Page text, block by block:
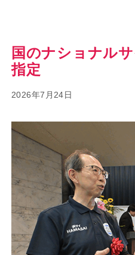
国のナショナル
指定
2026年7月24日